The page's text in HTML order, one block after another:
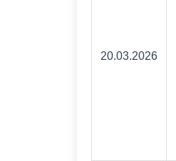
20.03.2026